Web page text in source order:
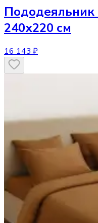
Пододеяльник
240х220 см
16 143 ₽